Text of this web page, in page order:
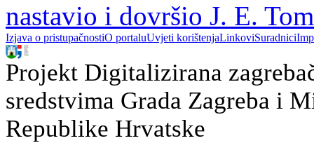
nastavio i dovršio J. E.
Izjava o pristupačnostiO portaluUvjeti korištenjaLinkoviSuradnici
Projekt Digitalizirana
sredstvima Grada Zagreba i
Republike Hrvatske